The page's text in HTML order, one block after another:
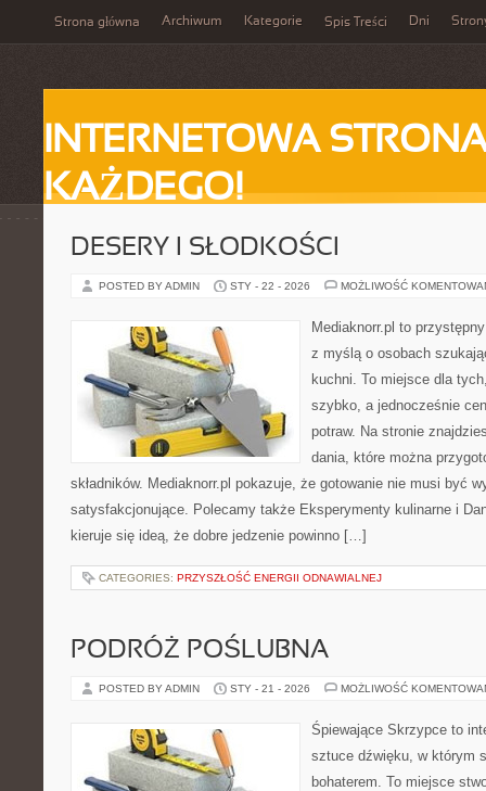
Strona główna Archiwum Kategorie Spis Treści Dni
INTERNETOWA
KAŻDEGO!
DESERY I SŁODKOŚCI
POSTED BY ADMIN STY - 22 - 2026 MOŻLIWOŚĆ
Mediaknorr.pl to
z myślą o osobach
kuchni. To miejsce dla
szybko, a jednocześnie
potraw. Na stronie
dania, które można
składników. Mediaknorr.pl pokazuje, że gotowanie nie musi być
satysfakcjonujące. Polecamy także Eksperymenty kulinarne i
kieruje się ideą, że dobre jedzenie powinno […]
CATEGORIES: PRZYSZŁOŚĆ ENERGII ODNAWIALNEJ
PODRÓŻ POŚLUBNA
POSTED BY ADMIN STY - 21 - 2026 MOŻLIWOŚĆ
Śpiewające Skrzypce to
sztuce dźwięku, w którym
bohaterem. To miejsce